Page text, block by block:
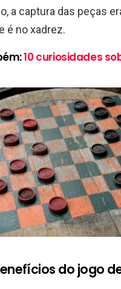
a captura das peças
é no xadrez.
10 curiosidades
do jogo